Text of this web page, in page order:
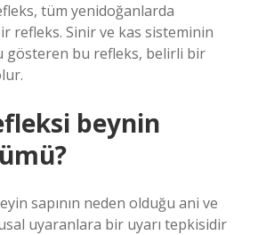
tüm yenidoğanlarda
refleks. Sinir ve kas sisteminin
gösteren bu refleks, belirli bir
beynin
sapının neden olduğu ani ve
uyaranlara bir uyarı tepkisidir